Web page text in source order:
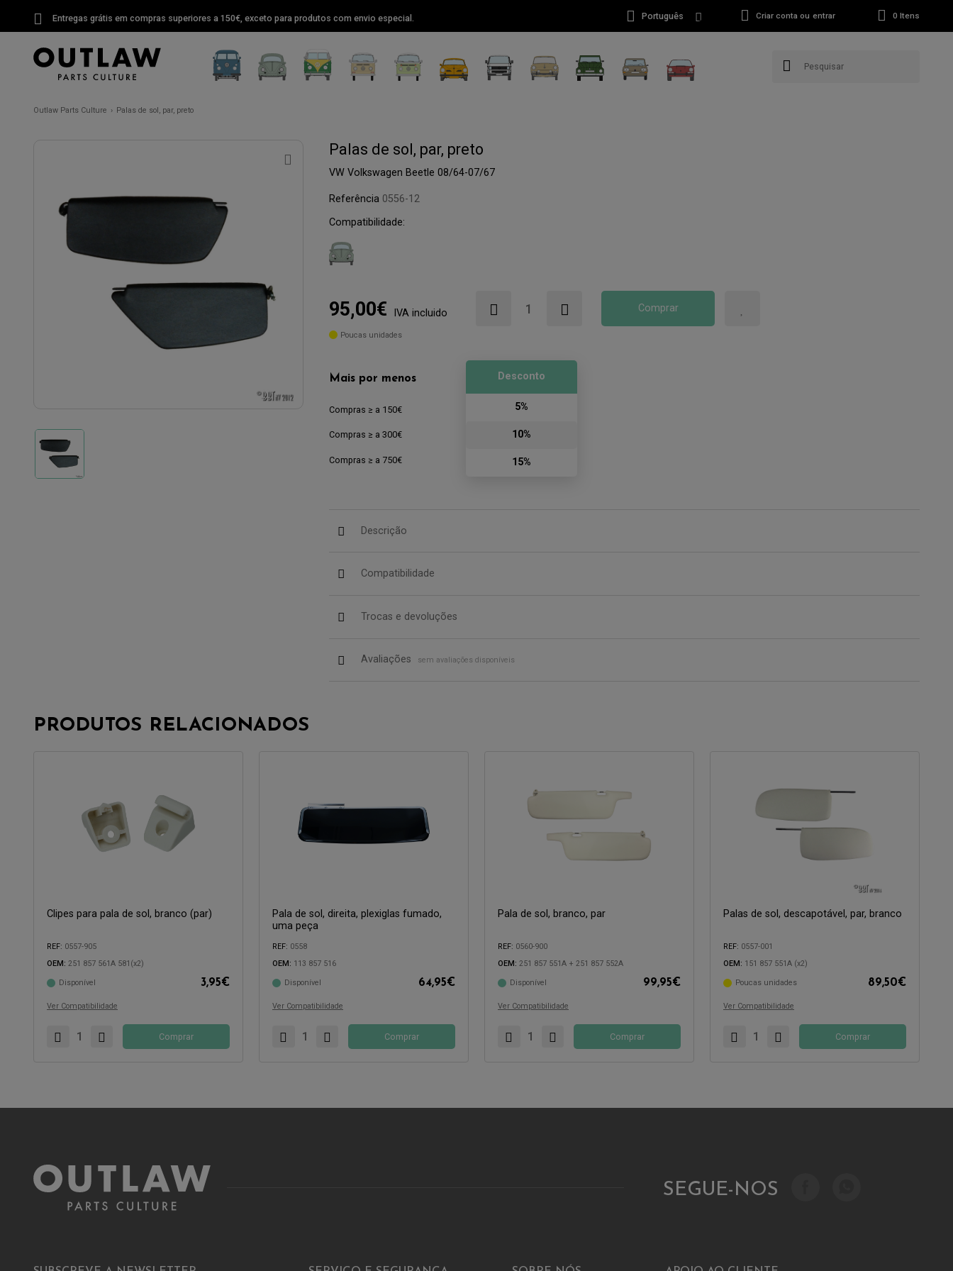
Entregas grátis em compras superiores a 150€, exceto para produtos com envio especial. Português Criar conta ou entrar 0 Itens
Outlaw Parts Culture Palas de sol, par, preto
Palas de sol, par, preto
VW Volkswagen Beetle 08/64-07/67
Referência 0556-12
Compatibilidade:
95,00€ IVA incluido Comprar
Poucas unidades
Mais por menos
Compras ≥ a 150€
Compras ≥ a 300€
Compras ≥ a 750€
Desconto
5%
10%
15%
Descrição
Compatibilidade
Trocas e devoluções
Avaliações sem avaliações disponíveis
PRODUTOS RELACIONADOS
Clipes para pala de sol, branco (par)
REF: 0557-905
OEM: 251 857 561A 581(x2)
Disponível 3,95€
Ver Compatibilidade
Compatível com:
Comprar
Pala de sol, direita, plexiglas fumado,
uma peça
REF: 0558
OEM: 113 857 516
Disponível 64,95€
Ver Compatibilidade
Compatível com:
Comprar
Pala de sol, branco, par
REF: 0560-900
OEM: 251 857 551A + 251 857 552A
Disponível 99,95€
Ver Compatibilidade
Compatível com:
Comprar
Palas de sol, descapotável, par, branco
REF: 0557-001
OEM: 151 857 551A (x2)
Poucas unidades 89,50€
Ver Compatibilidade
Compatível com:
Comprar
SEGUE-NOS